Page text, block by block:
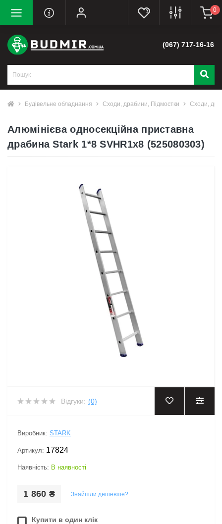
0
(067) 717-16-16
Будівельне обладнання Сходи, драбини, Підмостки Сходи,
Алюмінієва односекційна приставна
драбина Stark 1*8 SVHR1x8 (525080303)
Відгуки: (0)
Виробник: STARK
Артикул: 17824
Наявність: В наявності
1 860 ₴ Знайшли дешевше?
Купити в один клік